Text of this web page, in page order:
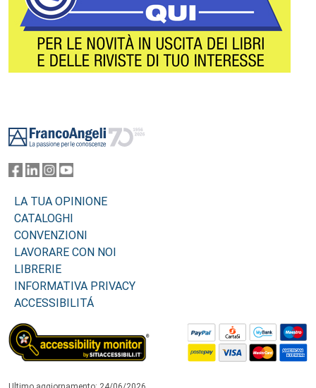
LA TUA OPINIONE
CATALOGHI
CONVENZIONI
LAVORARE CON NOI
LIBRERIE
INFORMATIVA PRIVACY
ACCESSIBILITÁ